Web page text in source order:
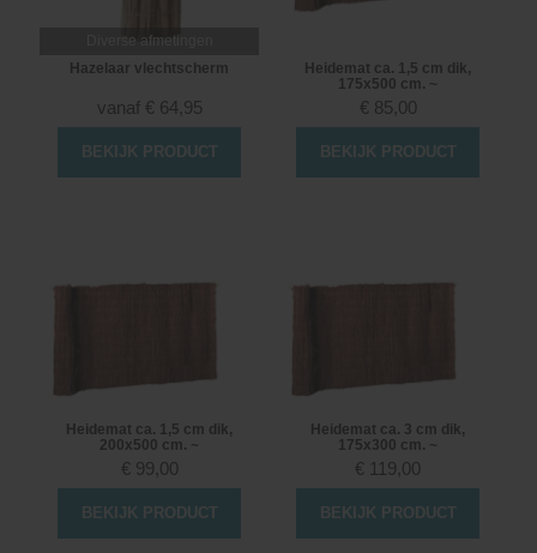
Diverse afmetingen
Hazelaar vlechtscherm
vanaf € 64,95
BEKIJK PRODUCT
Heidemat ca. 1,5 cm dik,
175x500 cm. ~
€ 85,00
BEKIJK PRODUCT
Heidemat ca. 1,5 cm dik,
200x500 cm. ~
€ 99,00
BEKIJK PRODUCT
Heidemat ca. 3 cm dik,
175x300 cm. ~
€ 119,00
BEKIJK PRODUCT